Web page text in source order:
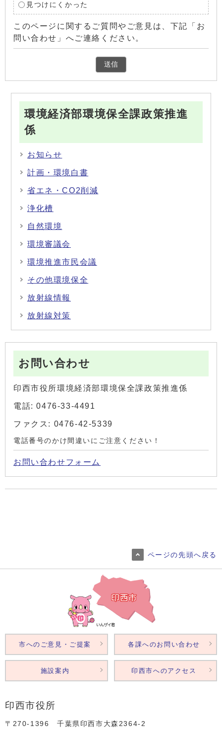
見つけにくかった
このページに関するご質問やご意見は、下記「お
問い合わせ」へご連絡ください。
環境経済部環境保全課政策推進
係
お知らせ
計画・環境白書
省エネ・CO2削減
浄化槽
自然環境
環境審議会
環境推進市民会議
その他環境保全
放射線情報
放射線対策
お問い合わせ
印西市役所環境経済部環境保全課政策推進係
電話: 0476-33-4491
ファクス: 0476-42-5339
電話番号のかけ間違いにご注意ください！
お問い合わせフォーム
ページの先頭へ戻る
印西市役所
〒270-1396 千葉県印西市大森2364‐2
市へのご意見・ご提案 各課へのお問い合わせ
施設案内 印西市へのアクセス